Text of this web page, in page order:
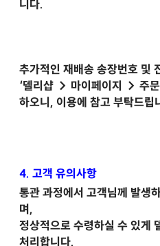
니다.
추가적인 재배송 송장번호 및
‘델리샵 → 마이페이지 → 주문
하오니, 이용에 참고 부탁드
4. 고객 유의사항
통관 과정에서 고객님께 발생
며,
정상적으로 수령하실 수 있게
처리합니다.